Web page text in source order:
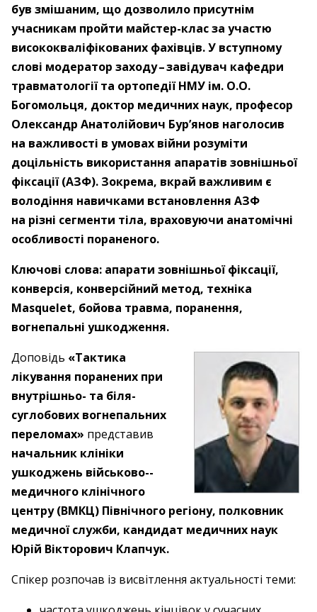
був змішаним, що дозволило присутнім
учасникам пройти майстер-клас за участю
висококваліфікованих фахівців. У вступному
слові модератор заходу – ​завідувач кафедри
травматології та ортопедії НМУ ім. О.О.
Богомольця, доктор медичних наук, професор
Олександр Анатолійович Бур’янов наголосив
на важливості в умовах війни розуміти
доцільність використання апаратів зовнішньої
фіксації (АЗФ). Зокрема, вкрай важливим є
володіння навичками встановлення АЗФ
на різні сегменти тіла, враховуючи анатомічні
особливості пораненого.
Ключові слова: апарати зовнішньої фіксації,
конверсія, конверсійний метод, техніка
Masquelet, бойова травма, поранення,
вогнепальні ушкодження.
Доповідь «Тактика
лікування поранених при
внутрішньо- та біля­
суглобових вогнепальних
переломах» представив
начальник клініки
ушкоджень військово-­
медичного клінічного
центру (ВМКЦ) Північного регіону, полковник
медичної служби, кандидат медичних наук
Юрій Вікторович Клапчук.
Спікер розпочав із висвітлення актуальності теми: